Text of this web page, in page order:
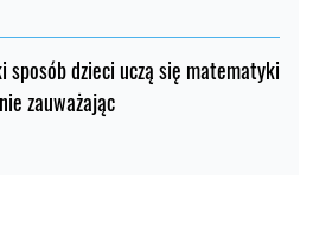
dzieci uczą się matematyki
zauważając